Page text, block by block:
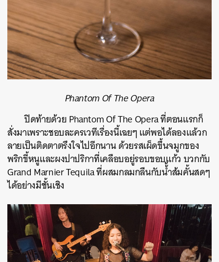
Phantom Of The Opera
ปิดท้ายด้วย Phantom Of The Opera ที่ตอนแรกก็
สั่งมาเพราะชอบละครเวทีเรื่องนี้เฉยๆ แต่พอได้ลองแล้วก
ลายเป็นติดตาตรึงใจไปอีกนาน ด้วยรสเผ็ดขึ้นจมูกของ
พริกขี้หนูและผงปาปริกาที่เคลือบอยู่รอบขอบแก้ว บวกกับ
Grand Marnier Tequila ที่ผสมกลมกลืนกับน้้ำส้มคั้นสดๆ
ได้อย่างมีชั้นเชิง